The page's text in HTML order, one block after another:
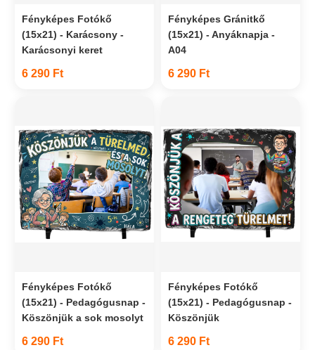
Fényképes Fotókő
(15x21) - Karácsony -
Karácsonyi keret
6 290 Ft
Fényképes Gránitkő
(15x21) - Anyáknapja -
A04
6 290 Ft
Fényképes Fotókő
(15x21) - Pedagógusnap -
Köszönjük a sok mosolyt
6 290 Ft
Fényképes Fotókő
(15x21) - Pedagógusnap -
Köszönjük
6 290 Ft